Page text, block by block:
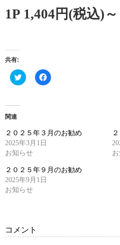
1P 1,404円(税込)～
共有:
ク
リ
有
(新
し
い
ィ
ン
ド
ウ
で
Facebook
で
ク
リ
く
だ
ウ
関連
２０２５年３月のお勧め
2025年3月1日
お知らせ
２０２５年９月のお勧め
2025年9月1日
お知らせ
コメント